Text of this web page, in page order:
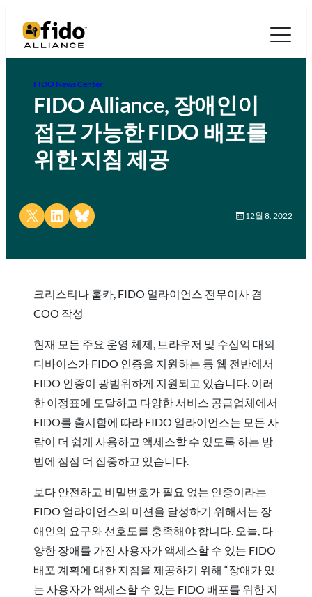
FIDO News Center
FIDO Alliance, 장애인이
접근 가능한 FIDO 배포를
위한 지침 제공
Share on X Share on LinkedIn
Share on Bluesky 12월 8, 2022
크리스티나 훌카, FIDO 얼라이언스 전무이사 겸
COO 작성
현재 모든 주요 운영 체제, 브라우저 및 수십억 대의
디바이스가 FIDO 인증을 지원하는 등 웹 전반에서
FIDO 인증이 광범위하게 지원되고 있습니다. 이러
한 이정표에 도달하고 다양한 서비스 공급업체에서
FIDO를 출시함에 따라 FIDO 얼라이언스는 모든 사
람이 더 쉽게 사용하고 액세스할 수 있도록 하는 방
법에 점점 더 집중하고 있습니다.
보다 안전하고 비밀번호가 필요 없는 인증이라는
FIDO 얼라이언스의 미션을 달성하기 위해서는 장
애인의 요구와 선호도를 충족해야 합니다. 오늘, 다
양한 장애를 가진 사용자가 액세스할 수 있는 FIDO
배포 계획에 대한 지침을 제공하기 위해 “장애가 있
는 사용자가 액세스할 수 있는 FIDO 배포를 위한 지